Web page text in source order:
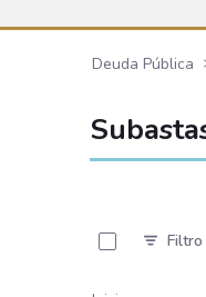
Deuda Pública
Filtro